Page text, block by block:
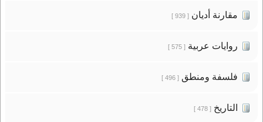
مقارنة أديان[ 939 ]
روايات عربية[ 575 ]
فلسفة ومنطق[ 496 ]
التاريخ[ 478 ]